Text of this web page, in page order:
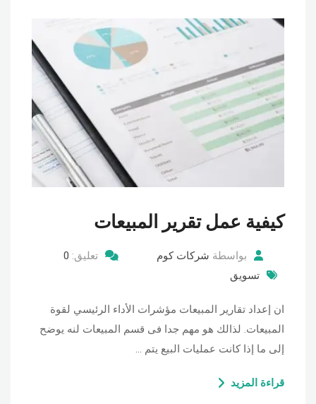
كيفية عمل تقرير المبيعات
بواسطة شركات كوم تعليق: 0
تسويق
ان إعداد تقارير المبيعات مؤشرات الأداء الرئيسي لقوة
المبيعات. لذالك هو مهم جدا فى قسم المبيعات لنه يوضح
إلى ما إذا كانت عمليات البيع يتم …
قراءة المزيد